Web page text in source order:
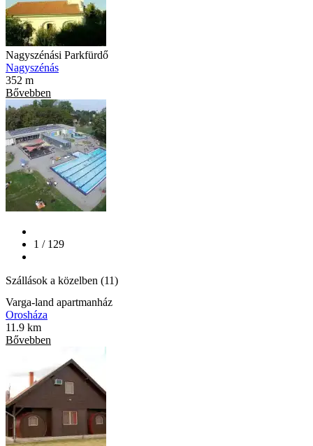
Nagyszénási Parkfürdő
Nagyszénás
352 m
Bővebben
1 / 129
Szállások a közelben (11)
Varga-land apartmanház
Orosháza
11.9 km
Bővebben